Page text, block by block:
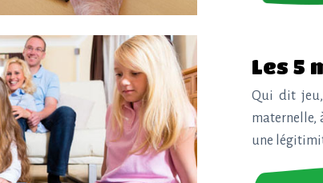
Les 5
Qui dit
maternelle,
une